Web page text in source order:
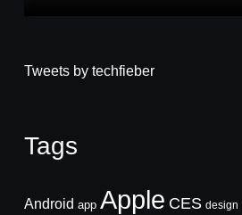
Tweets by techfieber
Tags
Android app Apple CES design